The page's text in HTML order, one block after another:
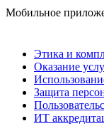
Мобильное
Этика и
Оказание
Защита
ИТ